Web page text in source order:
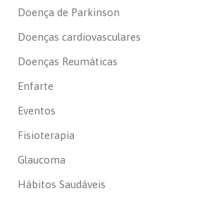
Doença de Parkinson
Doenças cardiovasculares
Doenças Reumáticas
Enfarte
Eventos
Fisioterapia
Glaucoma
Hábitos Saudáveis